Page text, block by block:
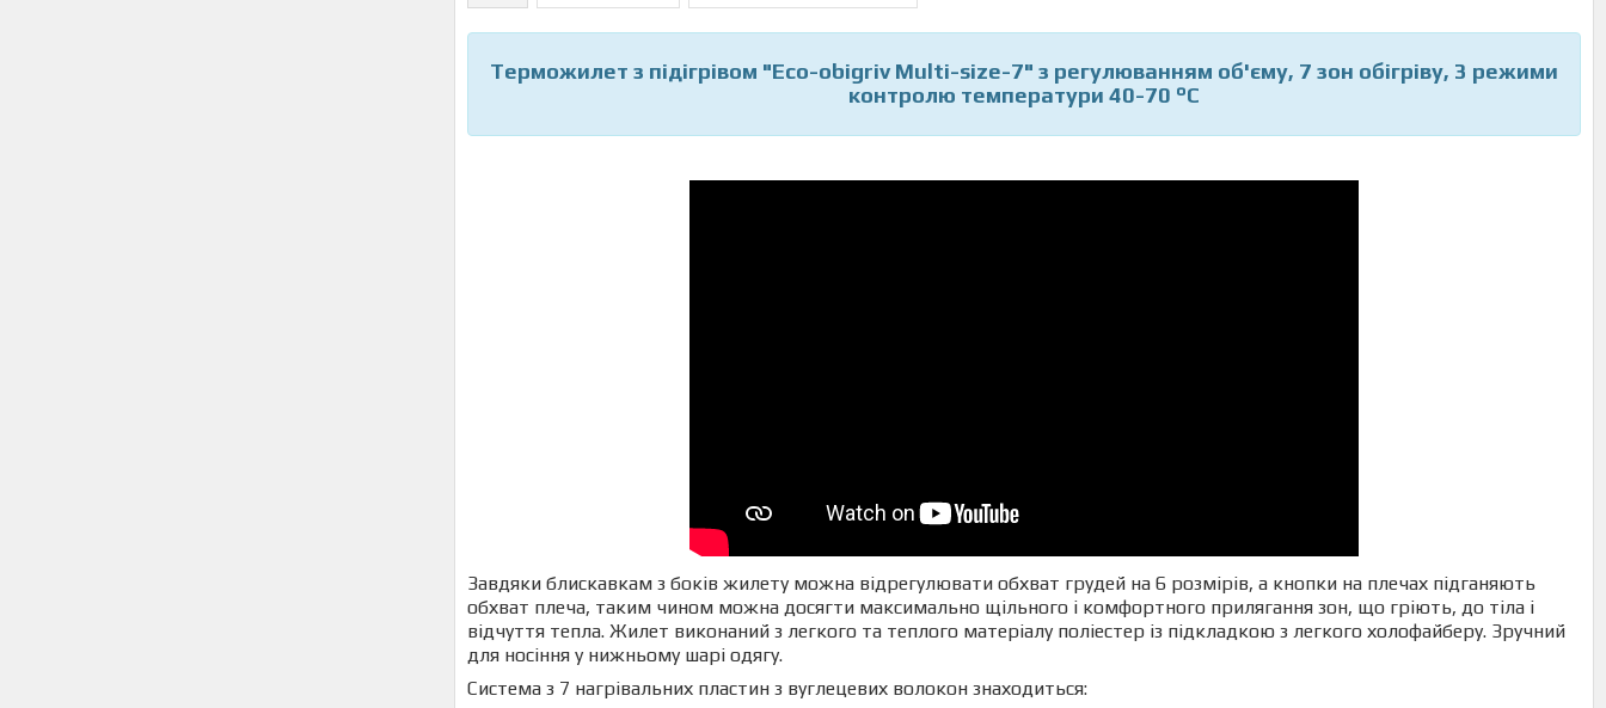
Терможилет з підігрівом "Eco-obigriv Multi-size-7" з регулюванням об'єму, 7 зон обігріву, 3 режими
контролю температури 40-70 °C
Завдяки блискавкам з боків жилету можна відрегулювати обхват грудей на 6 розмірів, а кнопки на плечах підганяють
обхват плеча, таким чином можна досягти максимально щільного і комфортного прилягання зон, що гріють, до тіла і
відчуття тепла. Жилет виконаний з легкого та теплого матеріалу поліестер із підкладкою з легкого холофайберу. Зручний
для носіння у нижньому шарі одягу.
Система з 7 нагрівальних пластин з вуглецевих волокон знаходиться: